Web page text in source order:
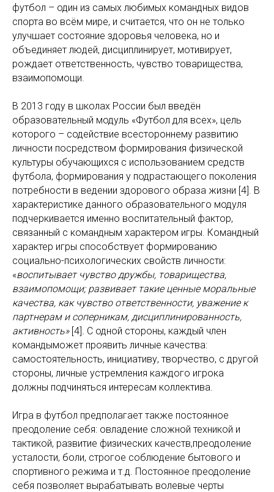
футбол – один из самых любимых командных видов
спорта во всём мире, и считается, что он не только
улучшает состояние здоровья человека, но и
объединяет людей, дисциплинирует, мотивирует,
рождает ответственность, чувство товарищества,
взаимопомощи.
В 2013 году в школах России был введён
образовательный модуль «Футбол для всех», цель
которого – содействие всестороннему развитию
личности посредством формирования физической
культуры обучающихся с использованием средств
футбола, формирования у подрастающего поколения
потребности в ведении здорового образа жизни [4]. В
характеристике данного образовательного модуля
подчеркивается именно воспитательный фактор,
связанный с командным характером игры. Командный
характер игры способствует формированию
социально-психологических свойств личности:
«воспитывает чувство дружбы, товарищества,
взаимопомощи; развивает такие ценные моральные
качества, как чувство ответственности, уважение к
партнерам и соперникам, дисциплинированность,
активность» [4]. С одной стороны, каждый член
командыможет проявить личные качества:
самостоятельность, инициативу, творчество, с другой
стороны, личные устремления каждого игрока
должны подчиняться интересам коллектива.
Игра в футбол предполагает также постоянное
преодоление себя: овладение сложной техникой и
тактикой, развитие физических качеств,преодоление
усталости, боли, строгое соблюдение бытового и
спортивного режима и т.д. Постоянное преодоление
себя позволяет вырабатывать волевые черты